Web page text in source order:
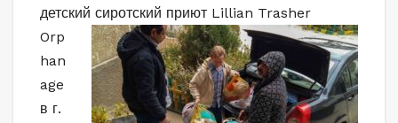
детский сиротский приют Lillian Trasher
Orp
han
age
в г.